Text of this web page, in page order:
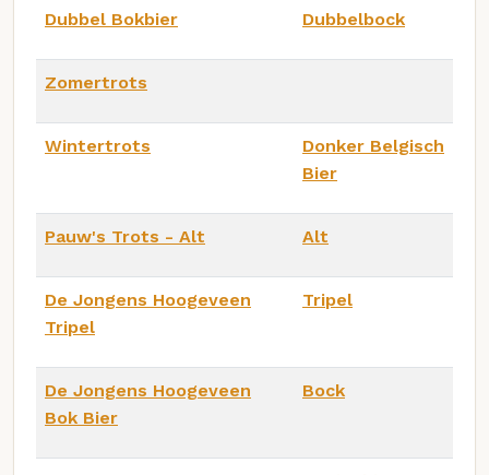
Dubbel Bokbier Dubbelbock
Zomertrots
Wintertrots
Donker Belgisch
Bier
Pauw's Trots - Alt Alt
De Jongens Hoogeveen
Tripel
Tripel
De Jongens Hoogeveen
Bok Bier
Bock